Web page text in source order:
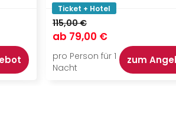
Ticket + Hotel
115,00 €
ab 79,00 €
pro Person für 1
Nacht
zum